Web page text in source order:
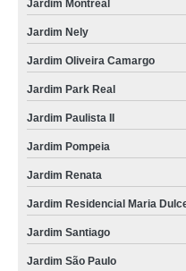
Jardim Montreal
Jardim Nely
Jardim Oliveira Camargo
Jardim Park Real
Jardim Paulista II
Jardim Pompeia
Jardim Renata
Jardim Residencial Maria
Jardim Santiago
Jardim São Paulo